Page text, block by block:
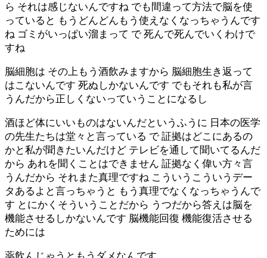
ら それは感じないんですね でも間違って方法で脳を使
っていると もうどんどんもう使えなくなっちゃうんです
ね ゴミがいっぱい溜まって で 死んで死んでいくわけで
すね
脳細胞は その上もう酒飲みますから 脳細胞生き返って
はこないんです 死ぬしかないんです でもそれも私が言
うんだから正しくないっていうことになるし
酒ほど体にいいものはないんだというふうに 日本の医学
の先生たちは堂々と言っている で 証拠はどこにあるの
かと私が聞きたいんだけど テレビを通して聞いてるんだ
から あれを聞くことはできません 証拠なく偉い方々言
うんだから それまた真理ですね こういうこういうデー
タあるよと言っちゃうと もう真理でなくなっちゃうんで
す とにかくそういうことだから うつだから答えは脳を
機能させるしかないんです 脳機能回復 機能復活させる
ためには